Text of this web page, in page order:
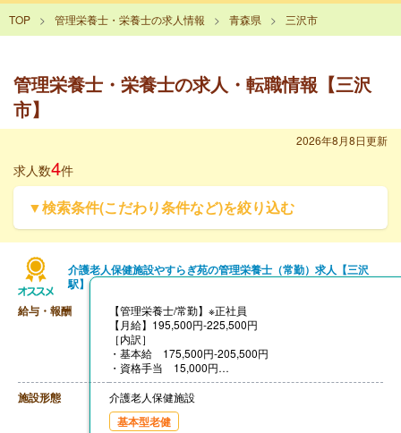
TOP 管理栄養士・栄養士の求人情報 青森県 三沢市
管理栄養士・栄養士の求人・転職情報【三沢
市】
2026年8月8日更新
求人数4件
▼検索条件(こだわり条件など)を絞り込む
介護老人保健施設やすらぎ苑の管理栄養士（常勤）求人【三沢
駅】
給与・報酬
【管理栄養士/常勤】※正社員
【月給】195,500円-225,500円
［内訳］
・基本給 175,500円-205,500円
・資格手当 15,000円
・処遇改善支援手当 5,000円
［その他手当］
・日直手当 4,000円/回（日曜日・祝日勤務した場合に
支給）
施設形態 介護老人保健施設
基本型老健